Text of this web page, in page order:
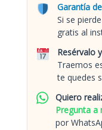
Garantía
Si se
gratis al
Resérvalo
Traemos
te quedes
Quiero
Pregunta a
por